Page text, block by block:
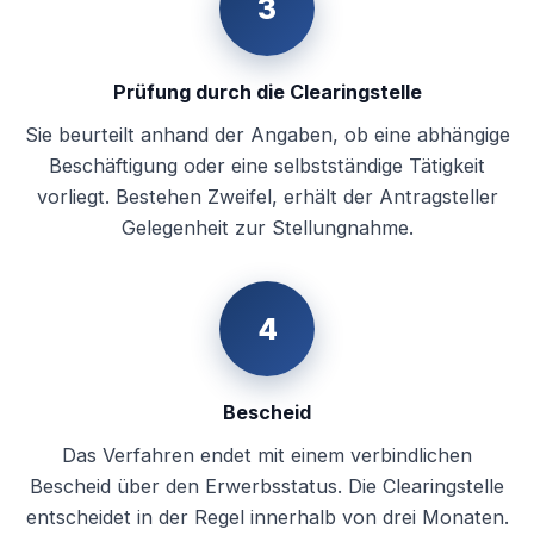
3
Prüfung durch die Clearingstelle
Sie beurteilt anhand der Angaben, ob eine abhängige
Beschäftigung oder eine selbstständige Tätigkeit
vorliegt. Bestehen Zweifel, erhält der Antragsteller
Gelegenheit zur Stellungnahme.
4
Bescheid
Das Verfahren endet mit einem verbindlichen
Bescheid über den Erwerbsstatus. Die Clearingstelle
entscheidet in der Regel innerhalb von drei Monaten.